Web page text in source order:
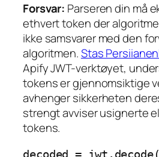
Forsvar: Parseren din må
ethvert token der
ikke samsvarer med den
algoritmen.Stas
Apify JWT-verktøyet,
tokens er gjennomsiktige
avhenger sikkerheten
strengt avviser usignerte
tokens.
decoded =